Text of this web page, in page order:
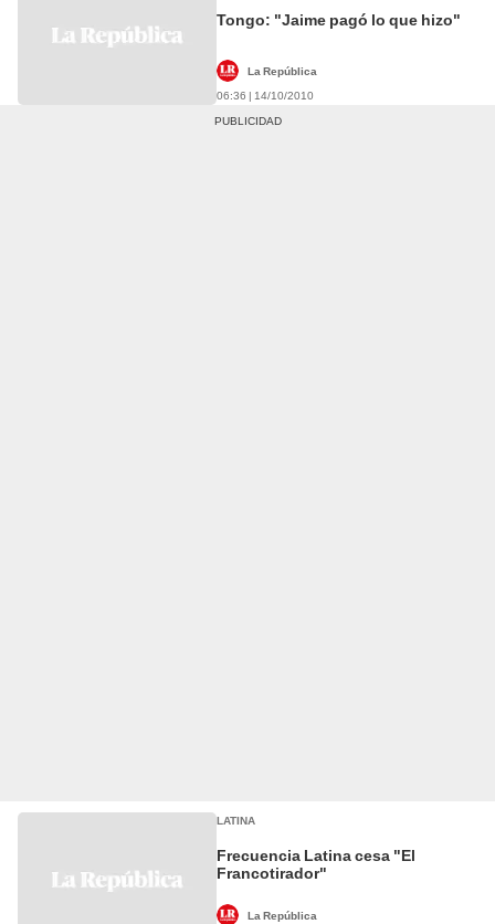
Tongo: "Jaime pagó lo que hizo"
La República
06:36 | 14/10/2010
LATINA
Frecuencia Latina cesa "El
Francotirador"
La República